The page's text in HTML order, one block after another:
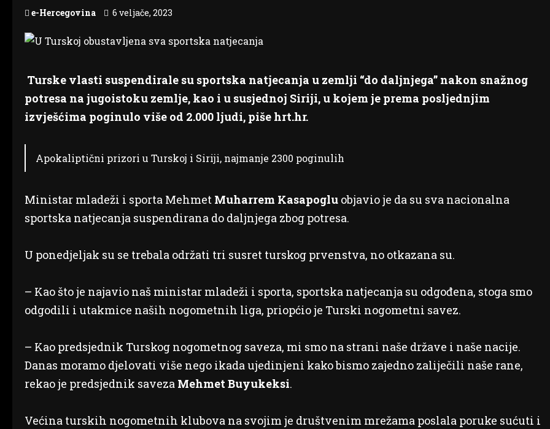
e-Hercegovina 6 veljače, 2023
Turske vlasti suspendirale su sportska natjecanja u zemlji “do daljnjega” nakon snažnog
potresa na jugoistoku zemlje, kao i u susjednoj Siriji, u kojem je prema posljednjim
izvješćima poginulo više od 2.000 ljudi, piše hrt.hr.
Apokaliptični prizori u Turskoj i Siriji, najmanje 2300 poginulih
Ministar mladeži i sporta Mehmet Muharrem Kasapoglu objavio je da su sva nacionalna
sportska natjecanja suspendirana do daljnjega zbog potresa.
U ponedjeljak su se trebala održati tri susret turskog prvenstva, no otkazana su.
– Kao što je najavio naš ministar mladeži i sporta, sportska natjecanja su odgođena, stoga smo
odgodili i utakmice naših nogometnih liga, priopćio je Turski nogometni savez.
– Kao predsjednik Turskog nogometnog saveza, mi smo na strani naše države i naše nacije.
Danas moramo djelovati više nego ikada ujedinjeni kako bismo zajedno zaliječili naše rane,
rekao je predsjednik saveza Mehmet Buyukeksi.
Većina turskih nogometnih klubova na svojim je društvenim mrežama poslala poruke sućuti i